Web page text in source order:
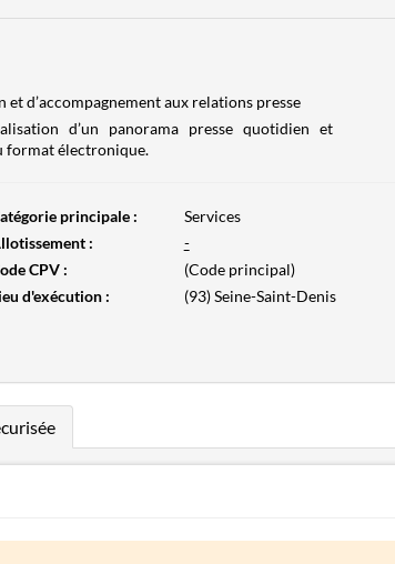
d’accompagnement aux relations presse
d’un panorama presse quotidien et
format électronique.
principale :
Services
:
-
CPV :
(Code principal)
d'exécution :
(93) Seine-Saint-Denis